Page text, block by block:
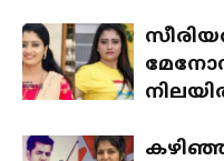
മേനോന്‍